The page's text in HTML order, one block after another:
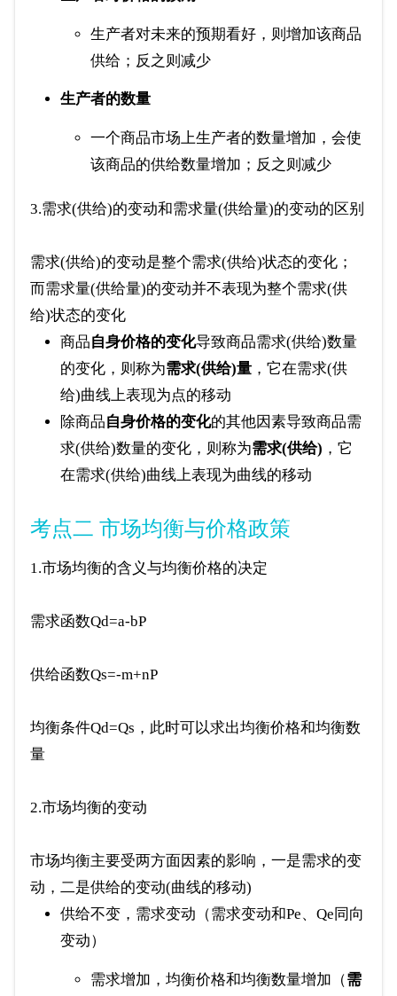
生产者对未来的预期看好，则增加该商品
供给；反之则减少
生产者的数量
一个商品市场上生产者的数量增加，会使
该商品的供给数量增加；反之则减少
3.需求(供给)的变动和需求量(供给量)的变动的区别
需求(供给)的变动是整个需求(供给)状态的变化；
而需求量(供给量)的变动并不表现为整个需求(供
给)状态的变化
商品自身价格的变化导致商品需求(供给)数量
的变化，则称为需求(供给)量，它在需求(供
给)曲线上表现为点的移动
除商品自身价格的变化的其他因素导致商品需
求(供给)数量的变化，则称为需求(供给) ，它
在需求(供给)曲线上表现为曲线的移动
考点二 市场均衡与价格政策
1.市场均衡的含义与均衡价格的决定
需求函数Qd=a-bP
供给函数Qs=-m+nP
均衡条件Qd=Qs，此时可以求出均衡价格和均衡数
量
2.市场均衡的变动
市场均衡主要受两方面因素的影响，一是需求的变
动，二是供给的变动(曲线的移动)
供给不变，需求变动（需求变动和Pe、Qe同向
变动）
需求增加，均衡价格和均衡数量增加（需